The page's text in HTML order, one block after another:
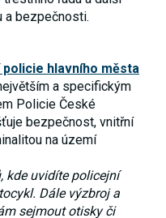
a bezpečnosti.
hlavního města
a specifickým
Policie České
bezpečnost, vnitřní
na území
kde uvidíte policejní
Dále výzbroj a
sejmout otisky či
potřebám a zájmům
našich návštěvníků.
Reklamní
cookies
Reklamní cookies
používáme my
nebo naši partneři,
abychom Vám
vhodné obsahy
nebo reklamy jak na
našich stránkách,
tak na stránkách